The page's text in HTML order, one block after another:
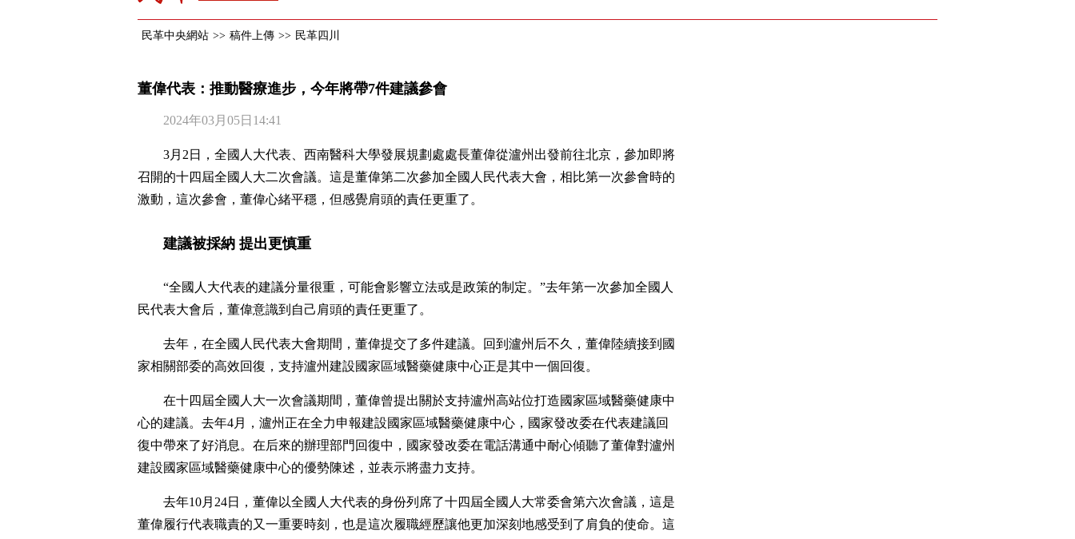
民革中央網站 >> 稿件上傳 >> 民革四川
董偉代表：推動醫療進步，今年將帶7件建議參會
2024年03月05日14:41
3月2日，全國人大代表、西南醫科大學發展規劃處處長董偉從瀘州出發前往北京，參加即將
召開的十四屆全國人大二次會議。這是董偉第二次參加全國人民代表大會，相比第一次參會時的
激動，這次參會，董偉心緒平穩，但感覺肩頭的責任更重了。
建議被採納 提出更慎重
“全國人大代表的建議分量很重，可能會影響立法或是政策的制定。”去年第一次參加全國人
民代表大會后，董偉意識到自己肩頭的責任更重了。
去年，在全國人民代表大會期間，董偉提交了多件建議。回到瀘州后不久，董偉陸續接到國
家相關部委的高效回復，支持瀘州建設國家區域醫藥健康中心正是其中一個回復。
在十四屆全國人大一次會議期間，董偉曾提出關於支持瀘州高站位打造國家區域醫藥健康中
心的建議。去年4月，瀘州正在全力申報建設國家區域醫藥健康中心，國家發改委在代表建議回
復中帶來了好消息。在后來的辦理部門回復中，國家發改委在電話溝通中耐心傾聽了董偉對瀘州
建設國家區域醫藥健康中心的優勢陳述，並表示將盡力支持。
去年10月24日，董偉以全國人大代表的身份列席了十四屆全國人大常委會第六次會議，這是
董偉履行代表職責的又一重要時刻，也是這次履職經歷讓他更加深刻地感受到了肩負的使命。這